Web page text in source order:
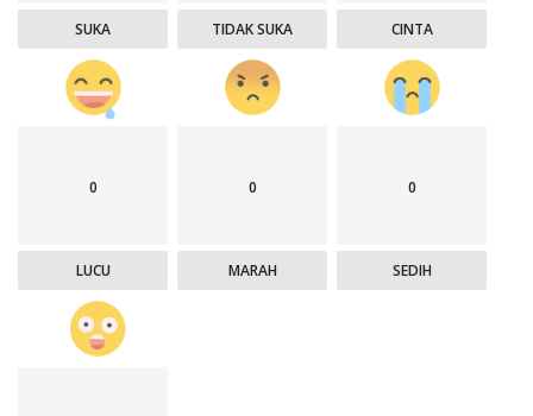
SUKA TIDAK SUKA CINTA
0
LUCU
0
MARAH
0
SEDIH